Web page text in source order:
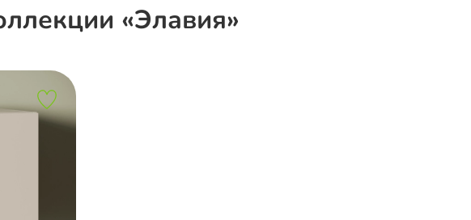
«Элавия»